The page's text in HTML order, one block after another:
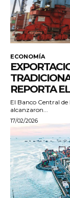
ECONOMÍA
REPORTA
El Banco Central
alcanzaron...
17/02/2026